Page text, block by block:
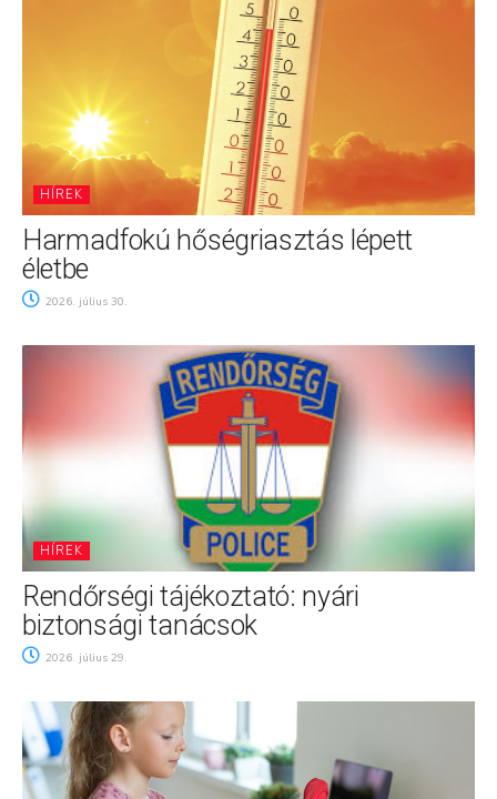
HÍREK
Harmadfokú hőségriasztás lépett
életbe
2026. július 30.
HÍREK
Rendőrségi tájékoztató: nyári
biztonsági tanácsok
2026. július 29.